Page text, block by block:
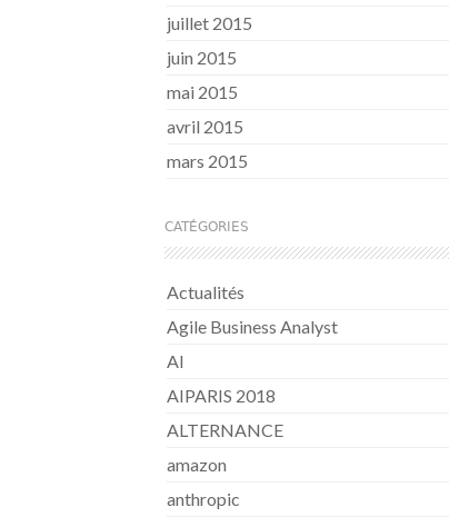
juillet 2015
juin 2015
mai 2015
avril 2015
mars 2015
CATÉGORIES
Actualités
Agile Business Analyst
AI
AIPARIS 2018
ALTERNANCE
amazon
anthropic